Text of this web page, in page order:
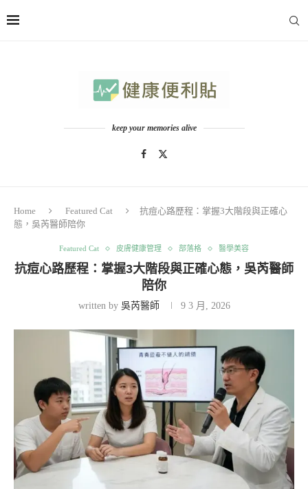
keep your memories alive
Home Featured Cat
抗痘心路歷程：掌握3大階段與正確心
態，吳芮醫師陪你
Featured Cat 皮膚健康管理 部落格 醫學美容
抗痘心路歷程：掌握3大階段與正確心態，吳芮醫師
陪你
written by 吳芮醫師 9 3 月, 2026